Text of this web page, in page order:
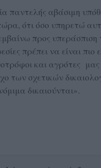
παντελής αβάσιμη
ότι όσο υπηρετώ
προς
πρέπει να είναι
και αγρότες μας
των σχετικών
δικαιούνται».